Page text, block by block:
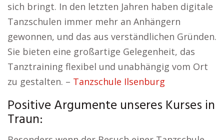
sich bringt. In den letzten Jahren haben digitale
Tanzschulen immer mehr an Anhängern
gewonnen, und das aus verständlichen Gründen.
Sie bieten eine großartige Gelegenheit, das
Tanztraining flexibel und unabhängig vom Ort
zu gestalten. – Tanzschule Ilsenburg
Positive Argumente unseres Kurses in
Traun: